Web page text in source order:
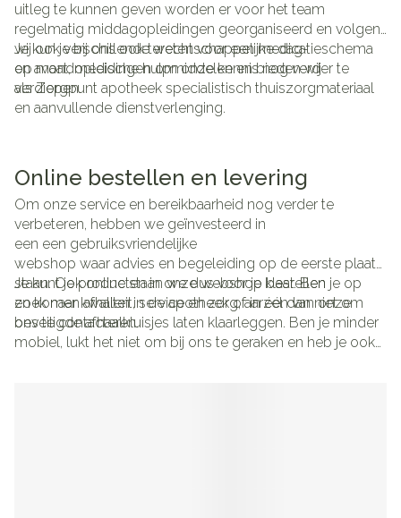
uitleg te kunnen geven worden er voor het team
regelmatig middagopleidingen georganiseerd en volgen
wij ook verschillende wetenschappelijke dag-
en avondopleidingen om onze kennis nog verder te
verdiepen.
Je kun je bij ons ook terecht voor een medicatieschema
op maat, medische hulpmiddelen en bieden wij
als Zorgpunt apotheek specialistisch thuiszorgmateriaal
en aanvullende dienstverlenging.
Online bestellen en levering
Om onze service en bereikbaarheid nog verder te
verbeteren, hebben we geïnvesteerd in
een een gebruiksvriendelijke
webshop waar advies en begeleiding op de eerste plaats
staan. Ook online staan we dus voor je klaar. Ben je op
zoek naar kwaliteit, service en zorg, aarzel dan niet om
ons te contacteren.
Je kunt je producten in onze webshop bestellen
en komen afhalen in de apotheek of in één van onze
beveiligde afhaalkluisjes laten klaarleggen. Ben je minder
mobiel, lukt het niet om bij ons te geraken en heb je ook